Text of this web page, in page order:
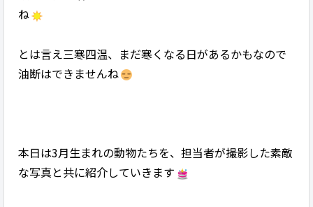
ね
とは言え三寒四温、まだ寒くなる日があるかもなので
油断はできませんね
本日は3月生まれの動物たちを、担当者が撮影した素敵
な写真と共に紹介していきます